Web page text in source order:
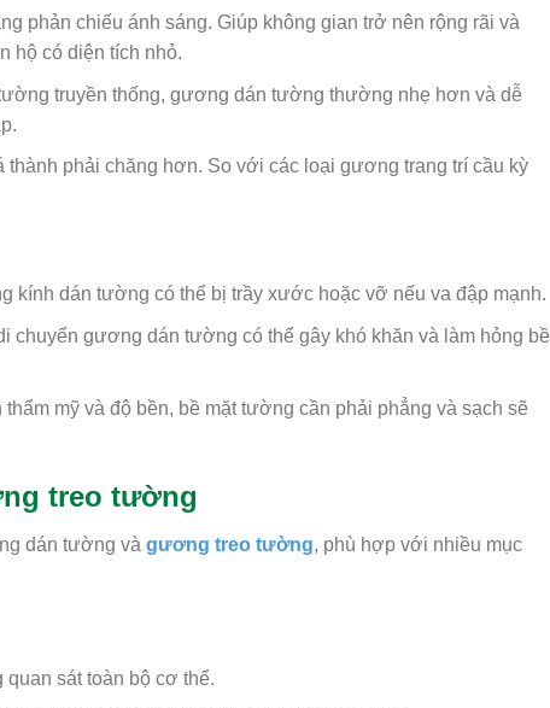
phản chiếu ánh sáng. Giúp không gian trở nên rộng rãi và
hộ có diện tích nhỏ.
truyền thống, gương dán tường thường nhẹ hơn và dễ
phải chăng hơn. So với các loại gương trang trí cầu kỳ
kính dán tường có thể bị trầy xước hoặc vỡ nếu va đập mạnh.
chuyển gương dán tường có thể gây khó khăn và làm hỏng bề
mỹ và độ bền, bề mặt tường cần phải phẳng và sạch sẽ
treo tường
dán tường và gương treo tường, phù hợp với nhiều mục
sát toàn bộ cơ thể.